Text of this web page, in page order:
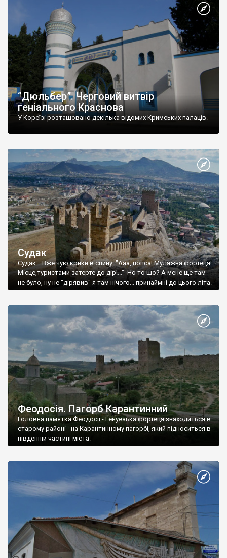
“Дюльбер”. Черговий витвір
геніального Краснова
У Кореїзі розташовано декілька відомих Кримських палаців.
Судак
Судак... Вже чую крики в спину: "Ааа, попса! Муляжна фортеця!
Місце,туристами затерте до дір!..." Но то шо? А мене ще там
не було, ну не "дірявив" я там нічого... принаймні до цього літа.
Феодосія. Пагорб Карантинний
Головна памятка Феодосії - Генуезька фортеця знаходиться в
старому районі - на Карантинному пагорбі, який підноситься в
південній частині міста.